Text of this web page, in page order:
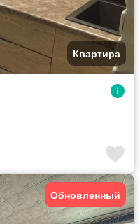
Квартира
Обновленный